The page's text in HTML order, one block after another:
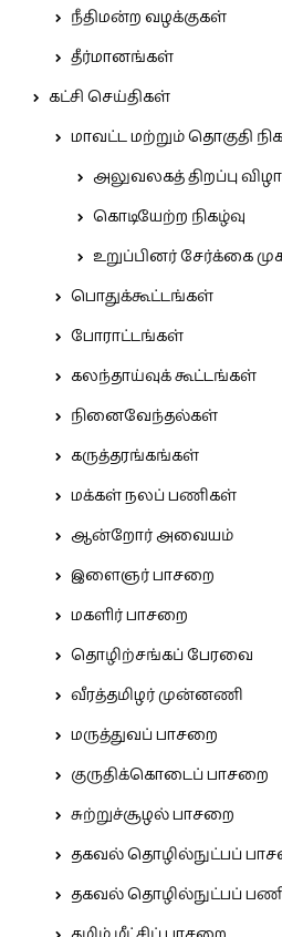
நீதிமன்ற வழக்குகள்
தீர்மானங்கள்
கட்சி செய்திகள்
மாவட்ட மற்றும் தொகுதி
அலுவலகத் திறப்பு விழா
கொடியேற்ற நிகழ்வு
உறுப்பினர் சேர்க்கை
பொதுக்கூட்டங்கள்
போராட்டங்கள்
கலந்தாய்வுக் கூட்டங்கள்
நினைவேந்தல்கள்
கருத்தரங்கங்கள்
மக்கள் நலப் பணிகள்
ஆன்றோர் அவையம்
இளைஞர் பாசறை
மகளிர் பாசறை
தொழிற்சங்கப் பேரவை
வீரத்தமிழர் முன்னணி
மருத்துவப் பாசறை
குருதிக்கொடைப் பாசறை
சுற்றுச்சூழல் பாசறை
தகவல் தொழில்நுட்பப்
தகவல் தொழில்நுட்பப்